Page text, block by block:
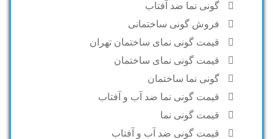
گونی نما ضد آفتاب
فروش گونی ساختمانی
قیمت گونی نمای ساختمان تهران
قیمت گونی نمای ساختمان
گونی نما ساختمان
قیمت گونی نما ضد آب و آفتاب
قیمت گونی نما
قیمت گونی ضد آب و آفتاب